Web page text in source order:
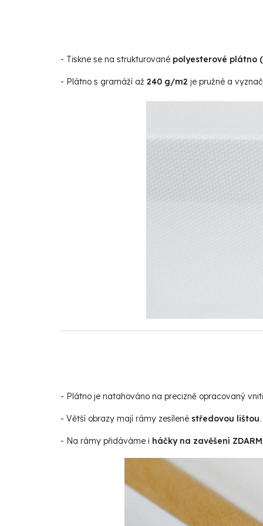
- Tiskne se na strukturované polyesterové plátno
- Plátno s gramáží až 240 g/m2 je pružné a
- Plátno je natahováno na precizně opracovaný
- Větší obrazy mají rámy zesílené středovou lištou.
- Na rámy přidáváme i háčky na zavěšení